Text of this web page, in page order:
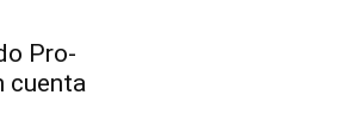
Pro-
cuenta